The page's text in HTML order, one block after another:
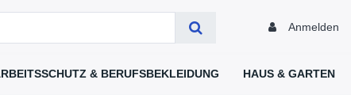
Anmelden
& BERUFSBEKLEIDUNG HAUS & GARTEN